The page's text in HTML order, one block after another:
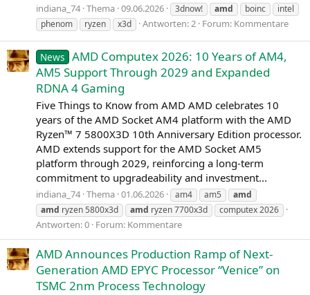
indiana_74 Thema 09.06.2026 3dnow! amd boinc
intel
phenom
ryzen x3d Antworten: 2 Forum: Kommentare
News AMD Computex 2026: 10 Years of AM4,
AM5 Support Through 2029 and Expanded
RDNA 4 Gaming
Five Things to Know from AMD AMD celebrates 10
years of the AMD Socket AM4 platform with the AMD
Ryzen™ 7 5800X3D 10th Anniversary Edition processor.
AMD extends support for the AMD Socket AM5
platform through 2029, reinforcing a long-term
commitment to upgradeability and investment...
indiana_74 Thema 01.06.2026 am4 am5
amd
amd ryzen 5800x3d amd ryzen 7700x3d computex 2026
Antworten: 0 Forum: Kommentare
AMD Announces Production Ramp of Next-
Generation AMD EPYC Processor “Venice” on
TSMC 2nm Process Technology